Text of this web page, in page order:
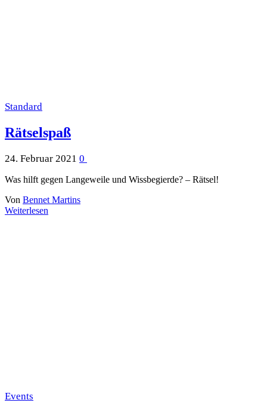
Standard
Rätselspaß
24. Februar 2021 0
Was hilft gegen Langeweile und Wissbegierde? – Rätsel!
Von Bennet Martins
Weiterlesen
Events